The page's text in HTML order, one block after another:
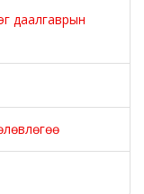
даалгаврын